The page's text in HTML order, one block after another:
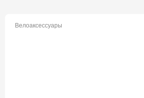
Велоаксессуары